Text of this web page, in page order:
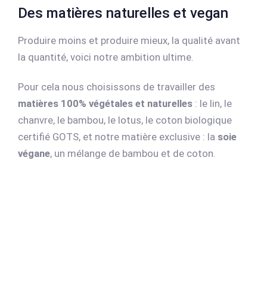
Des matières naturelles et vegan
Produire moins et produire mieux, la qualité avant
la quantité, voici notre ambition ultime.
Pour cela nous choisissons de travailler des
matières 100% végétales et naturelles : le lin, le
chanvre, le bambou, le lotus, le coton biologique
certifié GOTS, et notre matière exclusive : la soie
végane, un mélange de bambou et de coton.